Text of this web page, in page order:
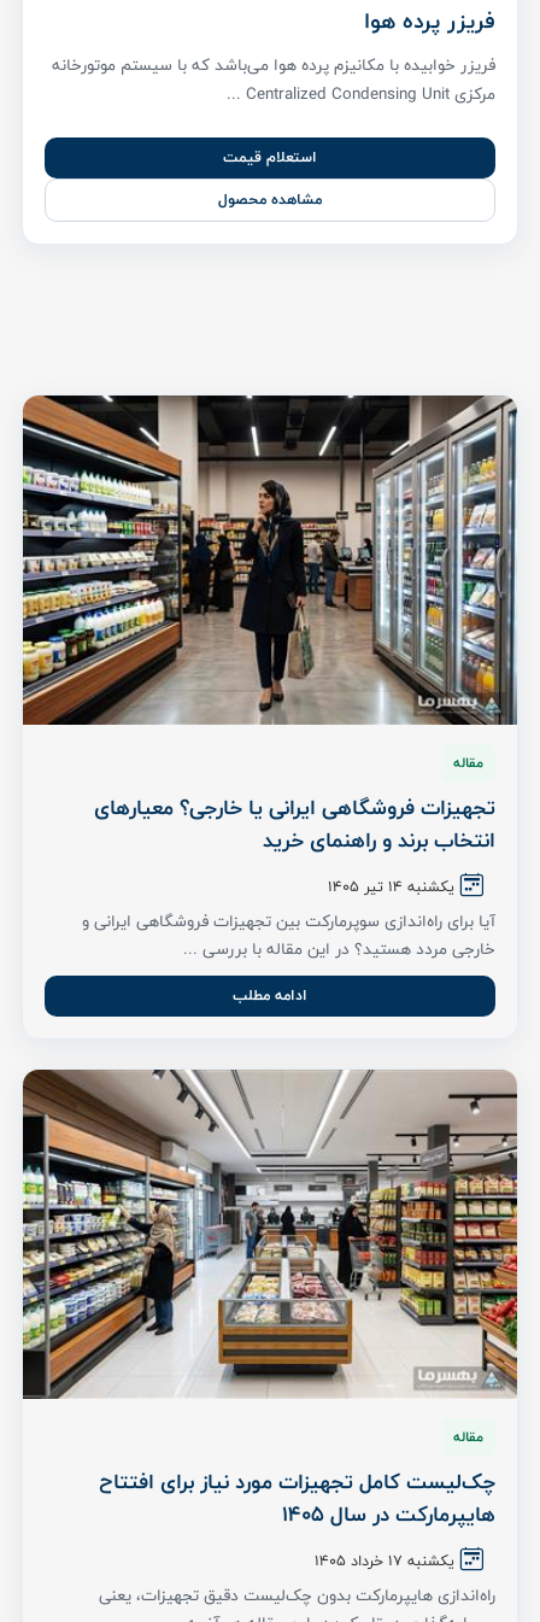
فریزر پرده هوا
فریزر خوابیده با مکانیزم پرده هوا می‌باشد که با سیستم موتورخانه
مرکزی Centralized Condensing Unit ...
استعلام قیمت
مشاهده محصول
مقاله
تجهیزات فروشگاهی ایرانی یا خارجی؟ معیارهای
انتخاب برند و راهنمای خرید
یکشنبه 14 تیر ۱۴۰۵
آیا برای راه‌اندازی سوپرمارکت بین تجهیزات فروشگاهی ایرانی و
خارجی مردد هستید؟ در این مقاله با بررسی ...
ادامه مطلب
مقاله
چک‌لیست کامل تجهیزات مورد نیاز برای افتتاح
هایپرمارکت در سال 1405
یکشنبه ۱۷ خرداد ۱۴۰۵
راه‌اندازی هایپرمارکت بدون چک‌لیست دقیق تجهیزات، یعنی